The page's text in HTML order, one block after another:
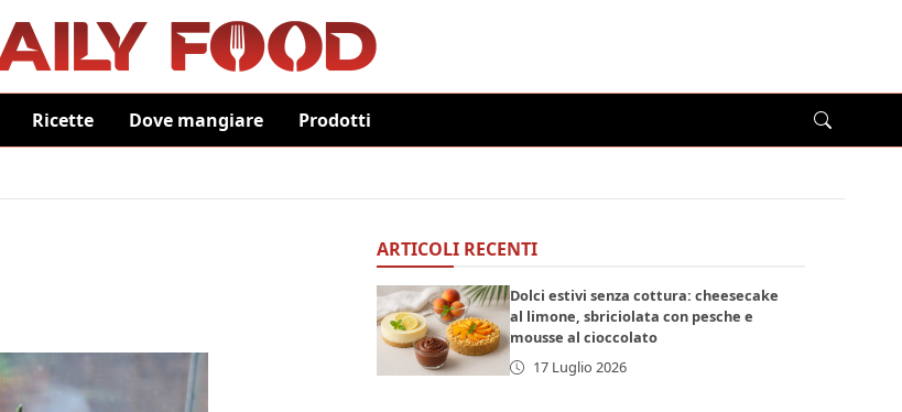
Ricette Dove mangiare Prodotti
ARTICOLI RECENTI
Dolci estivi senza cottura: cheesecake
al limone, sbriciolata con pesche e
mousse al cioccolato
17 Luglio 2026